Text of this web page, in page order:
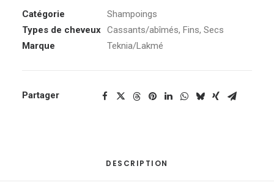
Shampoo
Catégorie
Shampoings
Types de cheveux Cassants/abîmés, Fins, Secs
Marque
Teknia/Lakmé
Partager
DESCRIPTION